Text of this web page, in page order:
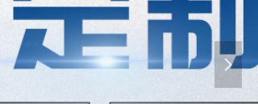
넲